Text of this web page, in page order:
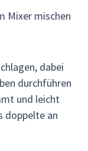
Mixer mischen
dabei
durchführen
und leicht
doppelte an